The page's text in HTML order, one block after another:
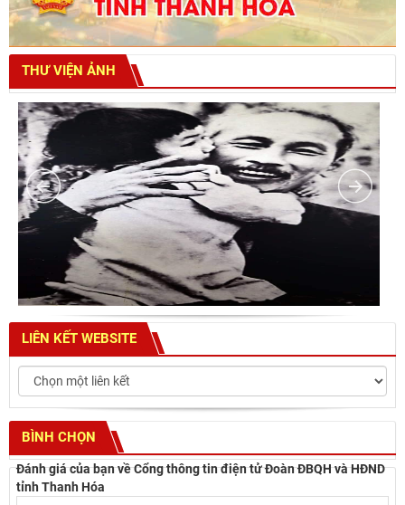
THƯ VIỆN ẢNH
LIÊN KẾT WEBSITE
BÌNH CHỌN
Đánh giá của bạn về Cổng thông tin điện tử Đoàn ĐBQH và HĐND
tỉnh Thanh Hóa